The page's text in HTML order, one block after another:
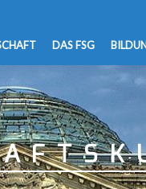
DAS FSG